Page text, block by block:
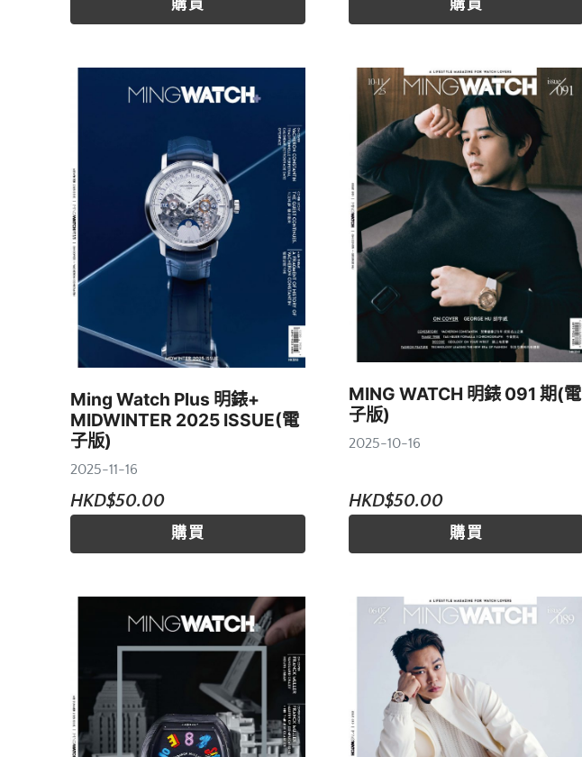
購買 購買
Ming Watch Plus 明錶+
MIDWINTER 2025 ISSUE(電
子版)
2025-11-16
HKD$50.00
購買
MING WATCH 明錶 091 期(電
子版)
2025-10-16
HKD$50.00
購買